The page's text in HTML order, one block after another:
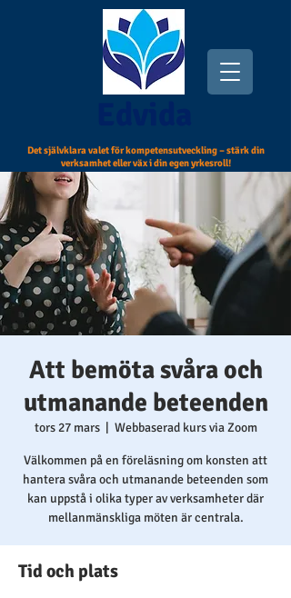
Det självklara valet för kompetensutveckling – stärk din
verksamhet eller väx i din egen yrkesroll!
Att bemöta svåra och
utmanande beteenden
tors 27 mars
  |
Webbaserad kurs via Zoom
Välkommen på en föreläsning om konsten att
hantera svåra och utmanande beteenden som
kan uppstå i olika typer av verksamheter där
mellanmänskliga möten är centrala.
Tid och plats